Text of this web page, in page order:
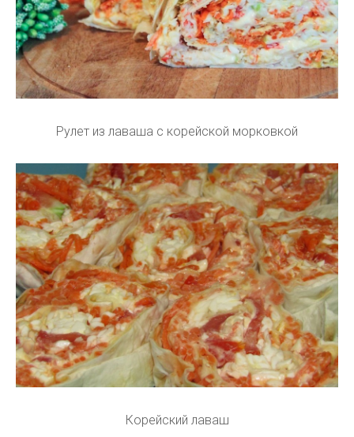
Рулет из лаваша с корейской морковкой
Корейский лаваш